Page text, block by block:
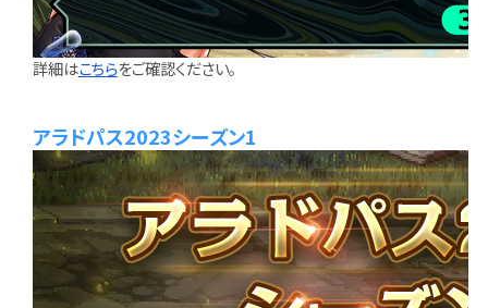
詳細はこちらをご確認ください。
アラドパス2023シーズン1